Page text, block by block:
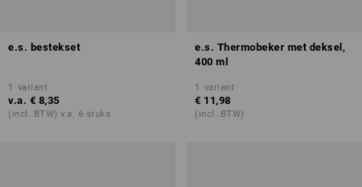
e.s. bestekset
1 variant
v.a. € 8,35
(incl. BTW) v.a. 6 stuks
e.s. Thermobeker met deksel,
400 ml
1 variant
€ 11,98
(incl. BTW)